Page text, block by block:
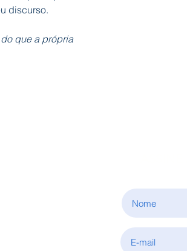
discurso.
que a própria